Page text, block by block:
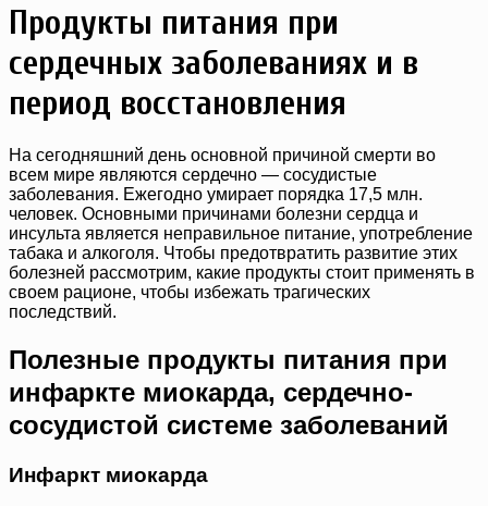
Продукты питания при
сердечных заболеваниях и в
период восстановления
На сегодняшний день основной причиной смерти во
всем мире являются сердечно — сосудистые
заболевания. Ежегодно умирает порядка 17,5 млн.
человек. Основными причинами болезни сердца и
инсульта является неправильное питание, употребление
табака и алкоголя. Чтобы предотвратить развитие этих
болезней рассмотрим, какие продукты стоит применять в
своем рационе, чтобы избежать трагических
последствий.
Полезные продукты питания при
инфаркте миокарда, сердечно-
сосудистой системе заболеваний
Инфаркт миокарда